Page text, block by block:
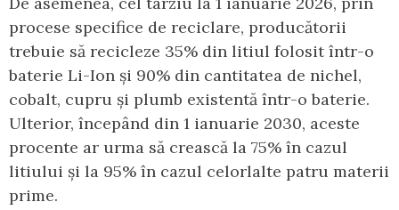
procese specifice de reciclare, producătorii
trebuie să recicleze 35% din litiul folosit într-o
baterie Li-Ion și 90% din cantitatea de nichel,
cobalt, cupru și plumb existentă într-o baterie.
Ulterior, începând din 1 ianuarie 2030, aceste
procente ar urma să crească la 75% în cazul
litiului și la 95% în cazul celorlalte patru materii
prime.